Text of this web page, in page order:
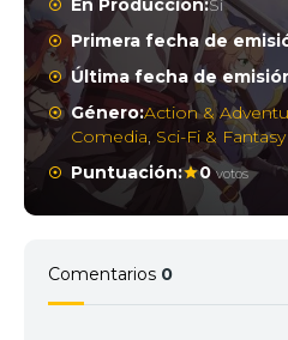
En Producción:Sí
Primera fecha de
Última fecha de
Género:Action &
Comedia, Sci-Fi & Fantasy
Puntuación:
0 votos
Comentarios 0